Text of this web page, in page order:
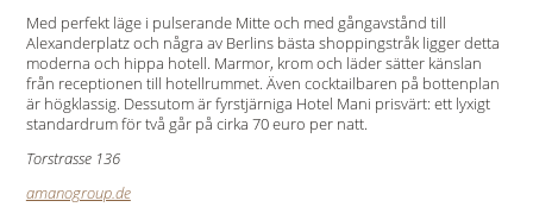
Med perfekt läge i pulserande Mitte och med gångavstånd till
Alexanderplatz och några av Berlins bästa shoppingstråk ligger detta
moderna och hippa hotell. Marmor, krom och läder sätter känslan
från receptionen till hotellrummet. Även cocktailbaren på bottenplan
är högklassig. Dessutom är fyrstjärniga Hotel Mani prisvärt: ett lyxigt
standardrum för två går på cirka 70 euro per natt.
Torstrasse 136
amanogroup.de